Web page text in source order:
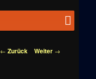
Beitragsnavigation
← Zurück Weiter →